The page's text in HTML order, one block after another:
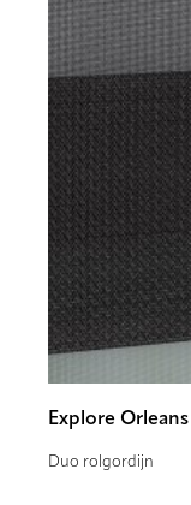
Explore
Duo rolgordijn